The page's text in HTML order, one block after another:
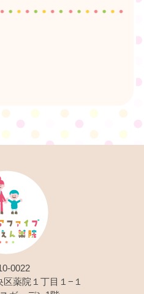
0022
薬院１丁目１−１